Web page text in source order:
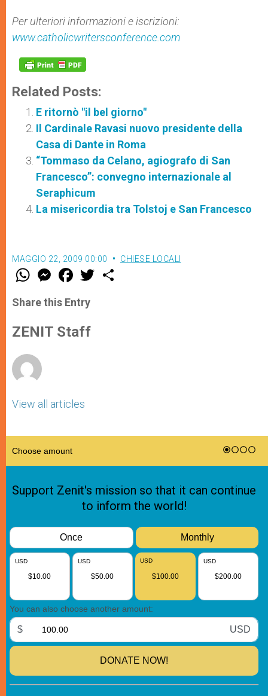
Per ulteriori informazioni e iscrizioni:
www.catholicwritersconference.com
Related Posts:
E ritornò "il bel giorno"
Il Cardinale Ravasi nuovo presidente della
Casa di Dante in Roma
“Tommaso da Celano, agiografo di San
Francesco”: convegno internazionale al
Seraphicum
La misericordia tra Tolstoj e San Francesco
MAGGIO 22, 2009 00:00 CHIESE LOCALI
W
t
s
p
p
M
e
s
e
g
e
F
a
e
b
o
k
w
Share this Entry
ZENIT Staff
View all articles